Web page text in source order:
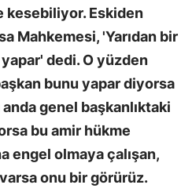
Eskiden
Mahkemesi, 'Yarıdan bir
dedi. O yüzden
bunu yapar diyorsa
genel başkanlıktaki
bu amir hükme
engel olmaya çalışan,
onu bir görürüz.